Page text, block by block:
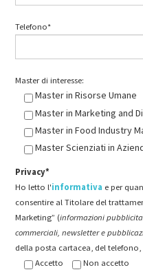
Telefono*
Master di interesse:
Master in Risorse Umane
Master in Marketing and
Master in Food Industry
Master Scienziati in
Privacy*
Ho letto l'informativa e per
consentire al Titolare del
Marketing” (informazioni
commerciali, newsletter e
della posta cartacea, del
Accetto
Non accetto